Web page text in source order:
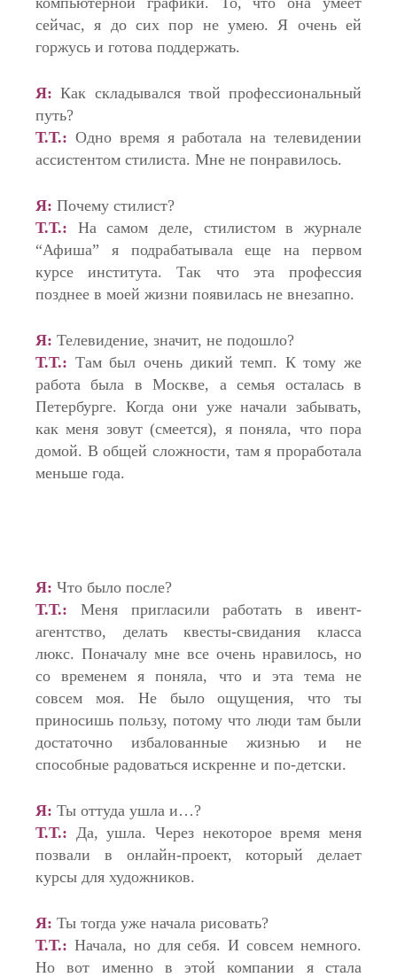
сейчас, я до сих пор не умею. Я очень ей
горжусь и готова поддержать.
Я: Как складывался твой профессиональный
путь?
Т.Т.: Одно время я работала на телевидении
ассистентом стилиста. Мне не понравилось.
Я: Почему стилист?
Т.Т.: На самом деле, стилистом в журнале
“Афиша” я подрабатывала еще на первом
курсе института. Так что эта профессия
позднее в моей жизни появилась не внезапно.
Я: Телевидение, значит, не подошло?
Т.Т.: Там был очень дикий темп. К тому же
работа была в Москве, а семья осталась в
Петербурге. Когда они уже начали забывать,
как меня зовут (смеется), я поняла, что пора
домой. В общей сложности, там я проработала
меньше года.
Я: Что было после?
Т.Т.: Меня пригласили работать в ивент-
агентство, делать квесты-свидания класса
люкс. Поначалу мне все очень нравилось, но
со временем я поняла, что и эта тема не
совсем моя. Не было ощущения, что ты
приносишь пользу, потому что люди там были
достаточно избалованные жизнью и не
способные радоваться искренне и по-детски.
Я: Ты оттуда ушла и…?
Т.Т.: Да, ушла. Через некоторое время меня
позвали в онлайн-проект, который делает
курсы для художников.
Я: Ты тогда уже начала рисовать?
Т.Т.: Начала, но для себя. И совсем немного.
Но вот именно в этой компании я стала